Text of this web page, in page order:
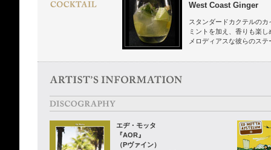
West Coast Ginger
スタンダードカクテルの
ミントを加え、香りも楽
メロディアスな彼らのス
エヂ・モッタ
『AOR』
（Pヴァイン）